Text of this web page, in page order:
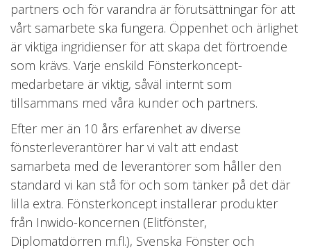
partners och för varandra är förutsättningar för att
vårt samarbete ska fungera. Öppenhet och ärlighet
är viktiga ingridienser för att skapa det förtroende
som krävs. Varje enskild Fönsterkoncept-
medarbetare är viktig, såväl internt som
tillsammans med våra kunder och partners.
Efter mer än 10 års erfarenhet av diverse
fönsterleverantörer har vi valt att endast
samarbeta med de leverantörer som håller den
standard vi kan stå för och som tänker på det där
lilla extra. Fönsterkoncept installerar produkter
från Inwido-koncernen (Elitfönster,
Diplomatdörren m.fl.), Svenska Fönster och